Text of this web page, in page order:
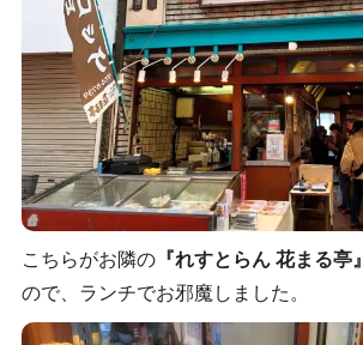
こちらがお隣の『れすとらん 花まる亭』
ので、ランチでお邪魔しました。